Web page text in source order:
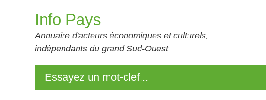
Info Pays
Annuaire d'acteurs économiques et culturels,
indépendants du grand Sud-Ouest
Essayez un mot-clef...